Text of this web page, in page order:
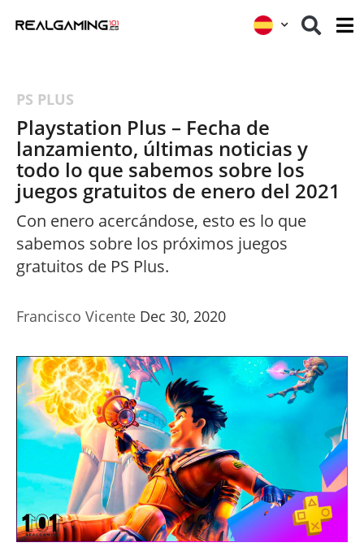
PS PLUS
Playstation Plus – Fecha de
lanzamiento, últimas noticias y
todo lo que sabemos sobre los
juegos gratuitos de enero del 2021
Con enero acercándose, esto es lo que
sabemos sobre los próximos juegos
gratuitos de PS Plus.
Francisco Vicente Dec 30, 2020